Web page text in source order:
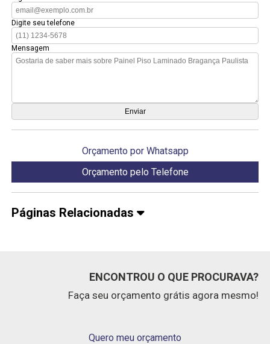
Digite seu telefone
Mensagem
Orçamento por Whatsapp
Orçamento pelo Telefone
Páginas Relacionadas
ENCONTROU O QUE PROCURAVA?
Faça seu orçamento grátis agora mesmo!
Quero meu orçamento